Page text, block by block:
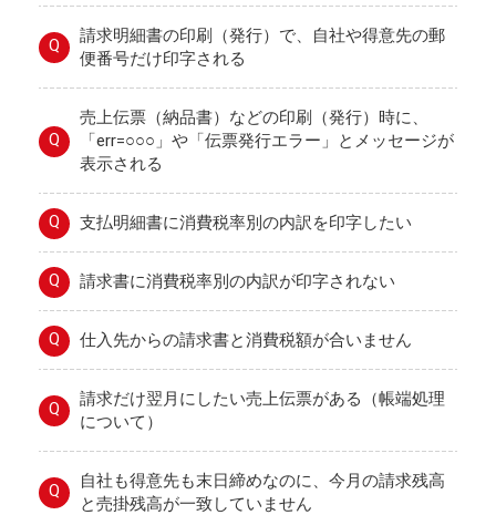
Q
請求明細書の印刷（発行）で、自社や得意先の郵
便番号だけ印字される
Q
売上伝票（納品書）などの印刷（発行）時に、
「err=○○○」や「伝票発行エラー」とメッセージが
表示される
Q 支払明細書に消費税率別の内訳を印字したい
Q 請求書に消費税率別の内訳が印字されない
Q 仕入先からの請求書と消費税額が合いません
Q
請求だけ翌月にしたい売上伝票がある（帳端処理
について）
Q
自社も得意先も末日締めなのに、今月の請求残高
と売掛残高が一致していません